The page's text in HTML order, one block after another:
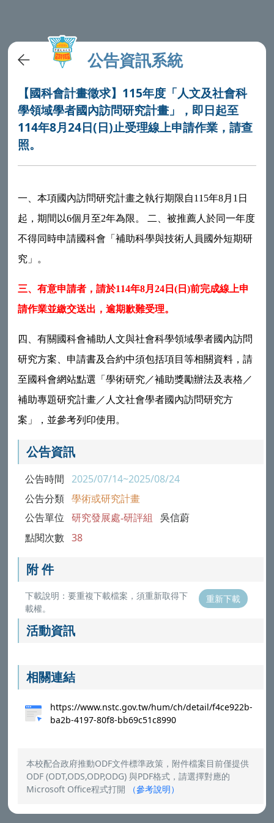
公告資訊系統
【國科會計畫徵求】115年度「人文及社會科
學領域學者國內訪問研究計畫」，即日起至
114年8月24日(日)止受理線上申請作業，請查
照。
一、本項國內訪問研究計畫之執行期限自115年8月1日
起，期間以6個月至2年為限。 二、被推薦人於同一年度
不得同時申請國科會「補助科學與技術人員國外短期研
究」。
三、有意申請者，請於114年8月24日(日)前完成線上申
請作業並繳交送出，逾期歉難受理。
四、有關國科會補助人文與社會科學領域學者國內訪問
研究方案、申請書及合約中須包括項目等相關資料，請
至國科會網站點選「學術研究／補助獎勵辦法及表格／
補助專題研究計畫／人文社會學者國內訪問研究方
案」，並參考列印使用。
公告資訊
公告時間 2025/07/14~2025/08/24
公告分類 學術或研究計畫
公告單位 研究發展處-研評組 吳信蔚
點閱次數 38
附 件
下載說明：要重複下載檔案，須重新取得下
載權。
重新下載
活動資訊
相關連結
https://www.nstc.gov.tw/hum/ch/detail/f4ce922b-
ba2b-4197-80f8-bb69c51c8990
本校配合政府推動ODF文件標準政策，附件檔案目前僅提供
ODF (ODT,ODS,ODP,ODG) 與PDF格式，請選擇對應的
Microsoft Office程式打開
（參考說明）